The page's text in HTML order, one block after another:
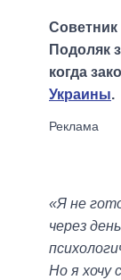
Подоляк
когда
Украины.
«Я не
через
Но я хочу